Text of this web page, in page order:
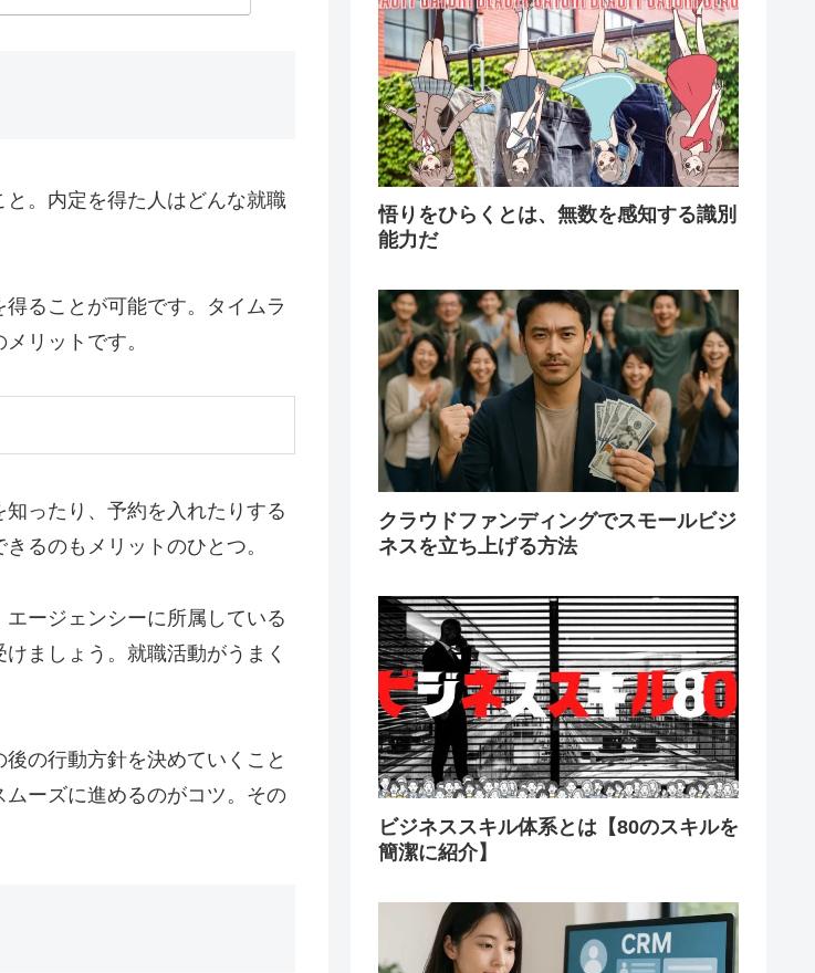
。内定を得た人はどんな就職
ることが可能です。タイムラ
リットです。
ったり、予約を入れたりする
るのもメリットのひとつ。
ージェンシーに所属している
ましょう。就職活動がうまく
の行動方針を決めていくこと
ーズに進めるのがコツ。その
悟りをひらくとは、無数を感知する識別
能力だ
クラウドファンディングでスモールビジ
ネスを立ち上げる方法
ビジネススキル体系とは【80のスキルを
簡潔に紹介】